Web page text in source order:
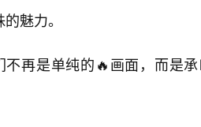
魅力。
不再是单纯的🔥画面，而是